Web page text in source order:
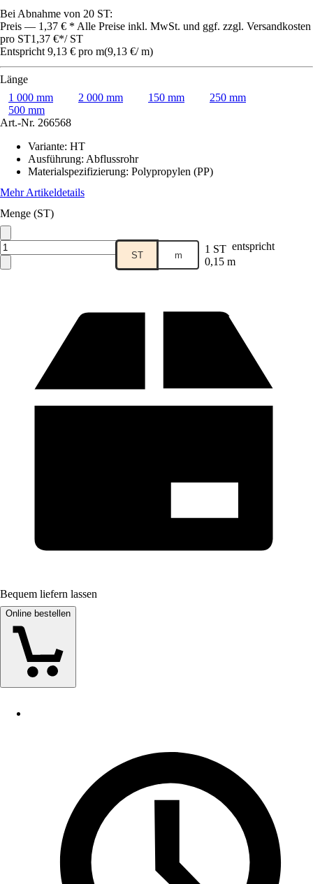
Bei Abnahme von 20 ST:
Preis — 1,37 € * Alle Preise inkl. MwSt. und ggf. zzgl. Versandkosten
pro ST1,37 €*/ ST
Entspricht 9,13 € pro m(9,13 €/ m)
Länge
1 000 mm
2 000 mm 150 mm
250 mm
500 mm
Art.-Nr. 266568
Variante: HT
Ausführung: Abflussrohr
Materialspezifizierung: Polypropylen (PP)
Mehr Artikeldetails
Menge (ST)
ST m 1 ST entspricht
0,15 m
Bequem liefern lassen
Online bestellen